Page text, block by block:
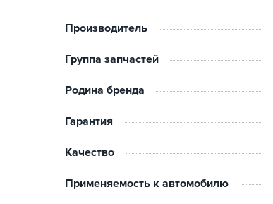
Производитель
Группа запчастей
Родина бренда
Гарантия
Качество
Применяемость к автомобилю